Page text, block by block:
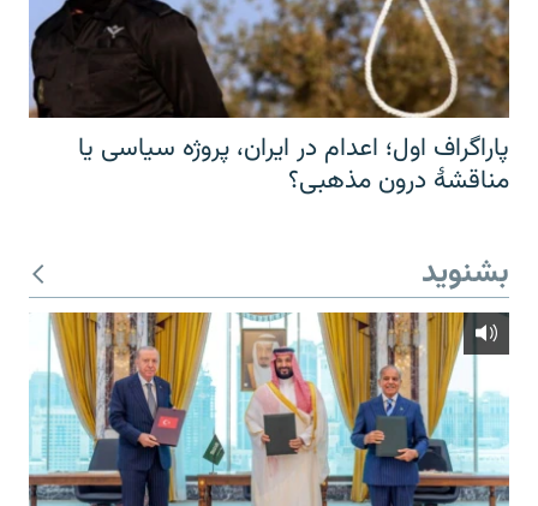
پاراگراف اول؛ اعدام در ایران، پروژه سیاسی یا
مناقشهٔ درون مذهبی؟
بشنوید